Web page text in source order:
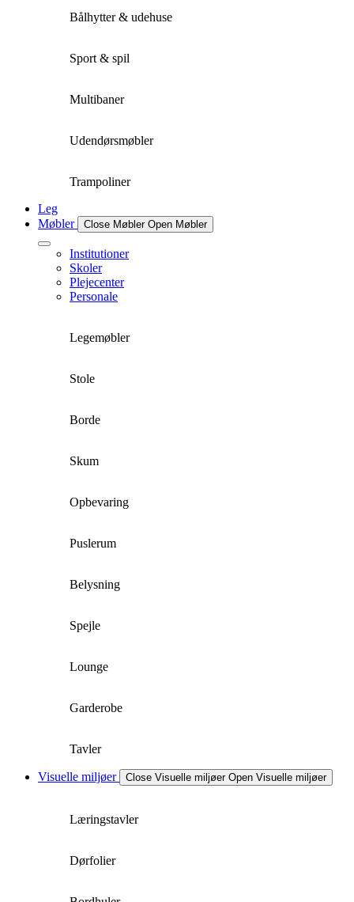
Bålhytter & udehuse
Sport & spil
Multibaner
Udendørsmøbler
Trampoliner
Leg
Møbler
Close Møbler Open Møbler
Institutioner
Skoler
Plejecenter
Personale
Legemøbler
Stole
Borde
Skum
Opbevaring
Puslerum
Belysning
Spejle
Lounge
Garderobe
Tavler
Visuelle miljøer Close Visuelle miljøer Open Visuelle miljøer
Læringstavler
Dørfolier